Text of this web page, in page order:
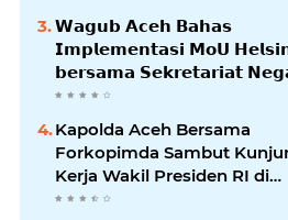
𝗪𝗮𝗴𝘂𝗯 𝗔𝗰𝗲𝗵 𝗕𝗮𝗵𝗮𝘀
𝗜𝗺𝗽𝗹𝗲𝗺𝗲𝗻𝘁𝗮𝘀𝗶 𝗠𝗼𝗨
𝗯𝗲𝗿𝘀𝗮𝗺𝗮 𝗦𝗲𝗸𝗿𝗲𝘁𝗮𝗿𝗶𝗮𝘁
Kapolda Aceh Bersama
Forkopimda Sambut
Kerja Wakil Presiden RI di
Kabupaten Bireuen